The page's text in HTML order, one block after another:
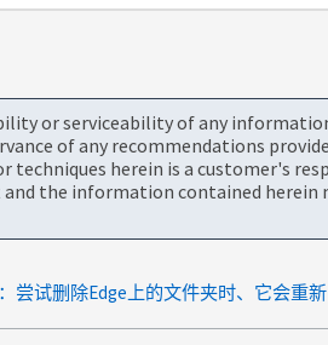
or serviceability of any
of any recommendations
herein is a customer's
the information contained herein